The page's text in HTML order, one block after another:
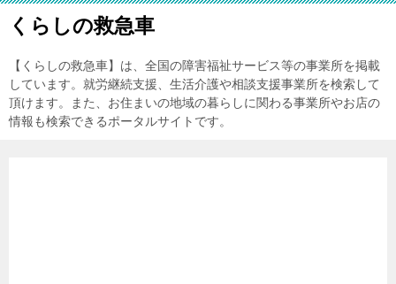
くらしの救急車
【くらしの救急車】は、全国の障害福祉サービス等の事業所を掲載
しています。就労継続支援、生活介護や相談支援事業所を検索して
頂けます。また、お住まいの地域の暮らしに関わる事業所やお店の
情報も検索できるポータルサイトです。